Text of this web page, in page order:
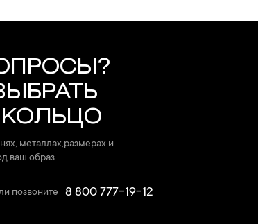
металлах,размерах и
ваш образ
позвоните 8 800 777-19-12